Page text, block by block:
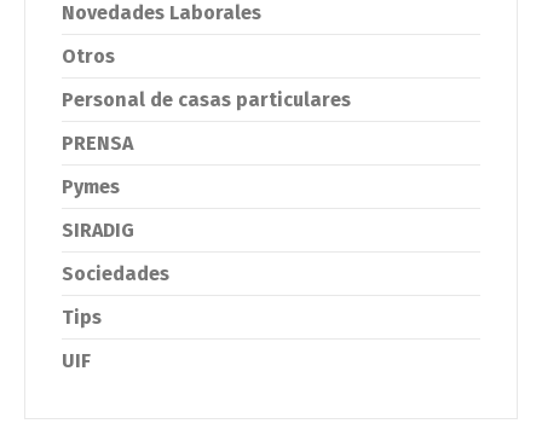
Novedades Laborales
Otros
Personal de casas particulares
PRENSA
Pymes
SIRADIG
Sociedades
Tips
UIF